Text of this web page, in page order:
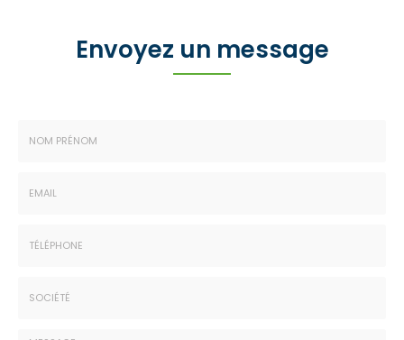
Envoyez un message